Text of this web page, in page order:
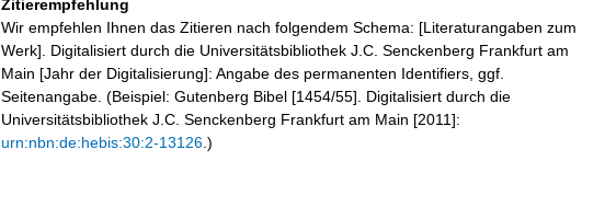
Zitierempfehlung
Wir empfehlen Ihnen das Zitieren nach folgendem Schema: [Literaturangaben zum
Werk]. Digitalisiert durch die Universitätsbibliothek J.C. Senckenberg Frankfurt am
Main [Jahr der Digitalisierung]: Angabe des permanenten Identifiers, ggf.
Seitenangabe. (Beispiel: Gutenberg Bibel [1454/55]. Digitalisiert durch die
Universitätsbibliothek J.C. Senckenberg Frankfurt am Main [2011]:
urn:nbn:de:hebis:30:2-13126 .)